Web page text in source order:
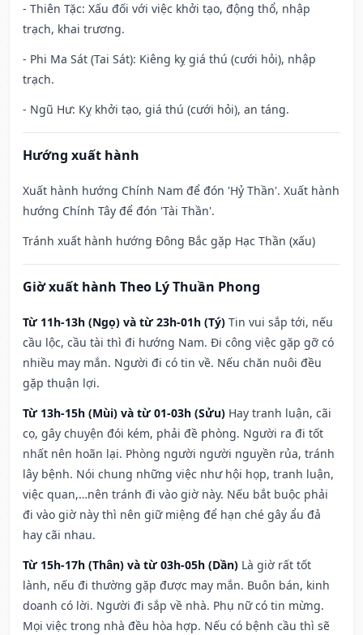
- Thiên Tặc: Xấu đối với việc khởi tạo, động thổ, nhập
trạch, khai trương.
- Phi Ma Sát (Tai Sát): Kiêng kỵ giá thú (cưới hỏi), nhập
trạch.
- Ngũ Hư: Kỵ khởi tạo, giá thú (cưới hỏi), an táng.
Hướng xuất hành
Xuất hành hướng Chính Nam để đón 'Hỷ Thần'. Xuất hành
hướng Chính Tây để đón 'Tài Thần'.
Tránh xuất hành hướng Đông Bắc gặp Hạc Thần (xấu)
Giờ xuất hành Theo Lý Thuần Phong
Từ 11h-13h (Ngọ) và từ 23h-01h (Tý) Tin vui sắp tới, nếu
cầu lộc, cầu tài thì đi hướng Nam. Đi công việc gặp gỡ có
nhiều may mắn. Người đi có tin về. Nếu chăn nuôi đều
gặp thuận lợi.
Từ 13h-15h (Mùi) và từ 01-03h (Sửu) Hay tranh luận, cãi
cọ, gây chuyện đói kém, phải đề phòng. Người ra đi tốt
nhất nên hoãn lại. Phòng người người nguyền rủa, tránh
lây bệnh. Nói chung những việc như hội họp, tranh luận,
việc quan,…nên tránh đi vào giờ này. Nếu bắt buộc phải
đi vào giờ này thì nên giữ miệng để hạn ché gây ẩu đả
hay cãi nhau.
Từ 15h-17h (Thân) và từ 03h-05h (Dần) Là giờ rất tốt
lành, nếu đi thường gặp được may mắn. Buôn bán, kinh
doanh có lời. Người đi sắp về nhà. Phụ nữ có tin mừng.
Mọi việc trong nhà đều hòa hợp. Nếu có bệnh cầu thì sẽ